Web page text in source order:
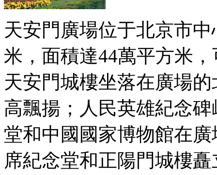
天安門廣場位于北京市
米，面積達44萬平方米
天安門城樓坐落在廣場
高飄揚；人民英雄紀念
堂和中國國家博物館在
席紀念堂和正陽門城樓